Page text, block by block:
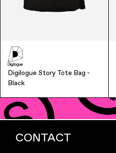
Office Supplies
Sustainability
Digilogue Story Tote Bag -
Black
CONTACT